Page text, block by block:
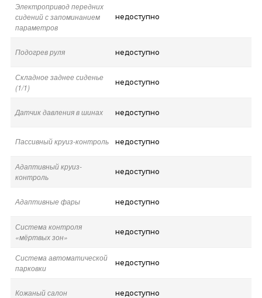
Электропривод передних
сидений с запоминанием
параметров
недоступно
Подогрев руля недоступно
Складное заднее сиденье
(1/1)
недоступно
Датчик давления в шинах недоступно
Пассивный круиз-контроль недоступно
Адаптивный круиз-
контроль
недоступно
Адаптивные фары недоступно
Система контроля
«мёртвых зон»
недоступно
Система автоматической
парковки
недоступно
Кожаный салон недоступно